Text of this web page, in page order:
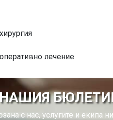
лечение
с нас, услугите и екипа